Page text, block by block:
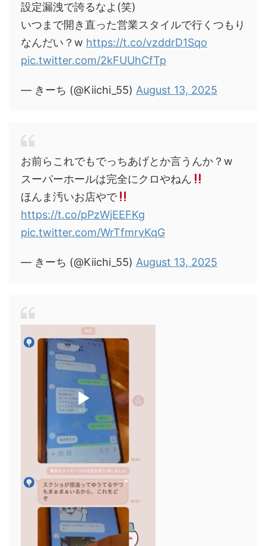
設定漏洩で誇るなよ(笑)
いつまで開き直った営業スタイルで行くつもり
なんだい？w https://t.co/vzddrD1Sqo
pic.twitter.com/2kFUUhCfTp
— きーち (@Kiichi_55) August 13, 2025
お前らこれでもでっちあげとか言うんか？w
スーパーホールは完全にクロやねん
ほんま汚いお店やで
https://t.co/pPzWjEEFKg
pic.twitter.com/WrTfmrvKqG
— きーち (@Kiichi_55) August 13, 2025